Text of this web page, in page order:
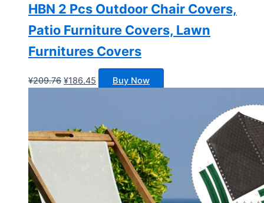
HBN 2 Pcs Outdoor Chair Covers,
Patio Furniture Covers, Lawn
Furnitures Covers
¥209.76 原
¥209.76。
¥186.45
格
为：
¥186.45。
Buy Now